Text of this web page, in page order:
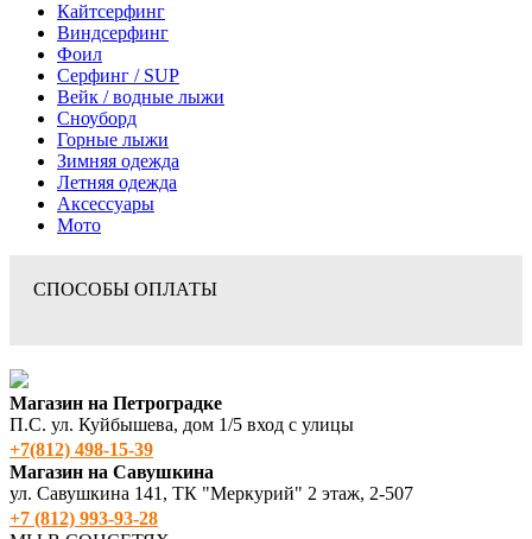
Кайтсерфинг
Виндсерфинг
Фоил
Серфинг / SUP
Вейк / водные лыжи
Сноуборд
Горные лыжи
Зимняя одежда
Летняя одежда
Аксессуары
Мото
СПОСОБЫ ОПЛАТЫ
Магазин на Петроградке
П.С. ул. Куйбышева, дом 1/5 вход с улицы
+7(812) 498‑15-39
Магазин на Савушкина
ул. Савушкина 141, ТК "Меркурий" 2 этаж, 2-507
+7 (812) 993-93-28